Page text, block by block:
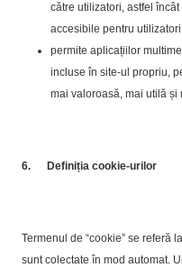
către utilizatori, astfel
accesibile pentru
permite aplicațiilor
incluse în site-ul propriu,
mai valoroasă, mai utilă și
6. Definiția cookie-urilor
Termenul de “cookie” se referă
sunt colectate în mod automat.